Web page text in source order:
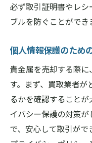
必ず取引証明書やレ
ブルを防ぐことができ
個人情報保護のため
貴金属を売却する際
す。まず、買取業者
るかを確認すること
イバシー保護の対策
で、安心して取引が